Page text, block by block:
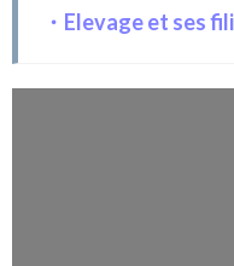
・Elevage et ses